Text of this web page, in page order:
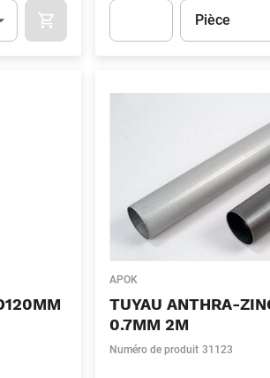
Unité
Pièce
APOK
TUYAU ANTHRA-
0.7MM 2M
Numéro de produit 31123